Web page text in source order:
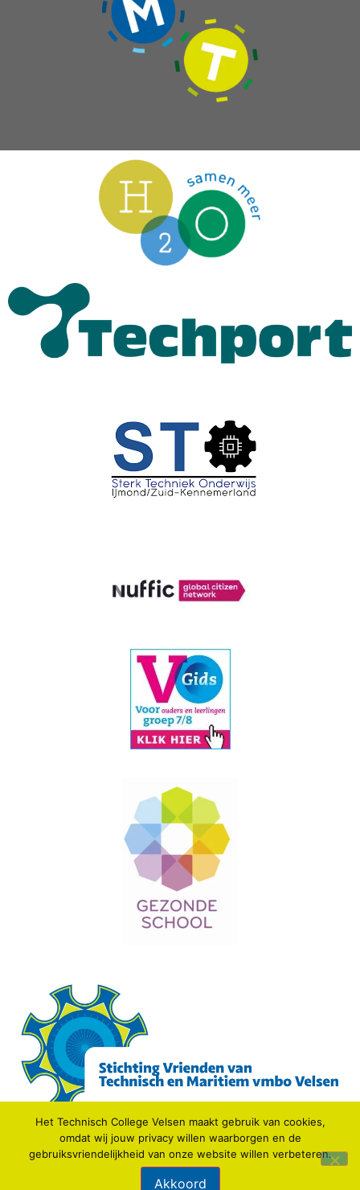
© 2021 TECHNISCH COLLEGE VELSEN.
Webdesign: IDV media
Het Technisch College Velsen maakt gebruik van cookies,
omdat wij jouw privacy willen waarborgen en de
gebruiksvriendelijkheid van onze website willen verbeteren.
Akkoord